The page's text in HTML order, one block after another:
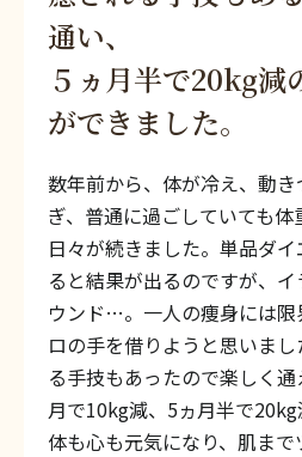
通い、
５ヵ月半で20kg減
ができました。
数年前から、体が冷え、動
ぎ、普通に過ごしていても
日々が続きました。単品ダ
ると結果が出るのですが、
ウンド…。一人の痩身には
ロの手を借りようと思いま
る手技もあったので楽しく
月で10kg減、5ヵ月半で20kg
体も心も元気になり、肌ま